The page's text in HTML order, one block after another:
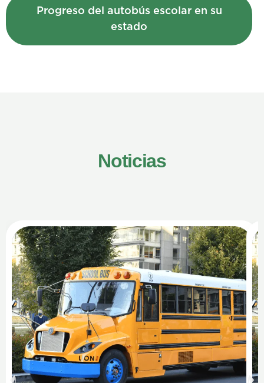
Progreso del autobús escolar en su
estado
Noticias